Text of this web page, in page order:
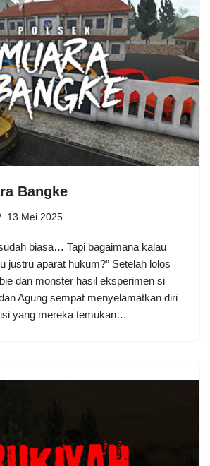
Bangke
13 Mei 2025
biasa… Tapi bagaimana kalau
justru aparat hukum?” Setelah lolos
dan monster hasil eksperimen si
Agung sempat menyelamatkan diri
yang mereka temukan…